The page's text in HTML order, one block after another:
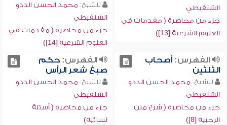
الشنقيطي
جزء من محاضرة ( مقدمات في
العلوم الشرعية [13])
للشيخ: محمد الحسن الددو
الشنقيطي
جزء من محاضرة ( مقدمات في
العلوم الشرعية [14])
الفهرس:أصحاب
الثلثين
للشيخ: محمد الحسن الددو
الشنقيطي
جزء من محاضرة ( شرح متن
الرحبية [8])
الفهرس:حكم
صبغ شعر الرأس
للشيخ: محمد الحسن الددو
الشنقيطي
جزء من محاضرة ( أسئلة
نسائية)